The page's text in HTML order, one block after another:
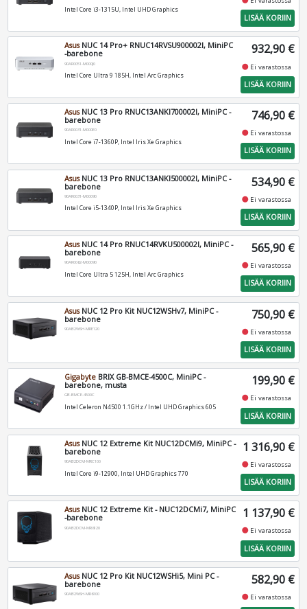
Intel Core i3-1315U, Intel UHD Graphics
LISÄÄ KORIIN
AsusNUC 14 Pro+ RNUC14RVSU900002I, MiniPC
-barebone
90AR0051-M000J0
Intel Core Ultra 9 185H, Intel Arc Graphics
932,90 €
fiber_manual_record Ei varastossa
LISÄÄ KORIIN
AsusNUC 13 Pro RNUC13ANKI700002I, MiniPC -
barebone
90AR0031-M000E0
Intel Core i7-1360P, Intel Iris Xe Graphics
746,90 €
fiber_manual_record Ei varastossa
LISÄÄ KORIIN
AsusNUC 13 Pro RNUC13ANKI500002I, MiniPC -
barebone
90AR0031-M00090
Intel Core i5-1340P, Intel Iris Xe Graphics
534,90 €
fiber_manual_record Ei varastossa
LISÄÄ KORIIN
AsusNUC 14 Pro RNUC14RVKU500002I, MiniPC -
barebone
90AR0062-M00090
Intel Core Ultra 5 125H, Intel Arc Graphics
565,90 €
fiber_manual_record Ei varastossa
LISÄÄ KORIIN
AsusNUC 12 Pro Kit NUC12WSHv7, MiniPC -
barebone
90AB2WSH-MRE120
750,90 €
fiber_manual_record Ei varastossa
LISÄÄ KORIIN
Gigabyte BRIX GB-BMCE-4500C, MiniPC -
barebone, musta
GB-BMCE-4500C
Intel Celeron N4500 1.1GHz / Intel UHD Graphics 605
199,90 €
fiber_manual_record Ei varastossa
LISÄÄ KORIIN
AsusNUC 12 Extreme Kit NUC12DCMi9, MiniPC -
barebone
90AB2DCM-MRC100
Intel Core i9-12900, Intel UHD Graphics 770
1 316,90 €
fiber_manual_record Ei varastossa
LISÄÄ KORIIN
AsusNUC 12 Extreme Kit - NUC12DCMi7, MiniPC
-barebone
90AB2DCM-MR8120
1 137,90 €
fiber_manual_record Ei varastossa
LISÄÄ KORIIN
AsusNUC 12 Pro Kit NUC12WSHi5, Mini PC -
barebone
90AB2WSH-MR6100
582,90 €
fiber_manual_record Ei varastossa